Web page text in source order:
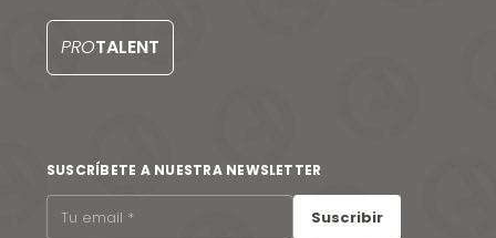
PROTALENT
SUSCRÍBETE A NUESTRA NEWSLETTER
Suscribir